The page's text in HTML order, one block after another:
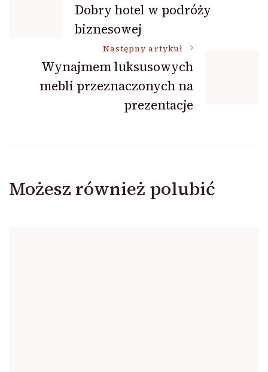
wpisu
Dobry hotel w podróży
biznesowej
Następny artykuł
Wynajmem luksusowych
mebli przeznaczonych na
prezentacje
Możesz również polubić